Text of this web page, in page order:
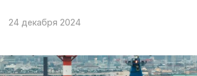
24 декабря 2024